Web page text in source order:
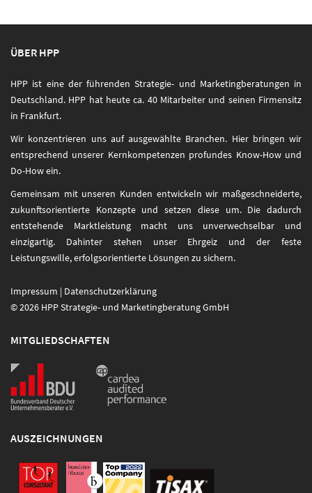
ÜBER HPP
HPP ist eine der führenden Strategie- und Marketingberatungen in
Deutschland. HPP hat heute ca. 40 Mitarbeiter und seinen Firmensitz
in Frankfurt.
Wir konzentrieren uns auf ausgewählte Branchen. Hier bringen wir
entsprechend unserer Kernkompetenzen profundes Know-How und
Do-How ein.
Gemeinsam mit unseren Kunden entwickeln wir maßgeschneiderte,
zukunftsorientierte Konzepte und setzen diese um. Die dadurch
entstehende Marktleistung macht uns unverwechselbar und
einzigartig. Dahinter stehen unser Ehrgeiz und der feste
Leistungswille, erfolgsorientierte Lösungen zu sichern.
Impressum | Datenschutzerklärung
© 2026 HPP Strategie- und Marketingberatung GmbH
MITGLIEDSCHAFTEN
AUSZEICHNUNGEN